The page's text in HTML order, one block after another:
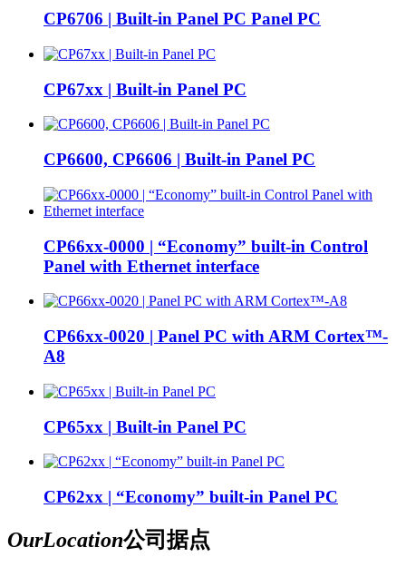
CP6706 | Built-in Panel PC Panel PC
CP67xx | Built-in Panel PC
CP6600, CP6606 | Built-in Panel PC
CP66xx-0000 | “Economy” built-in Control
Panel with Ethernet interface
CP66xx-0020 | Panel PC with ARM Cortex™-
A8
CP65xx | Built-in Panel PC
CP62xx | “Economy” built-in Panel PC
OurLocation公司据点